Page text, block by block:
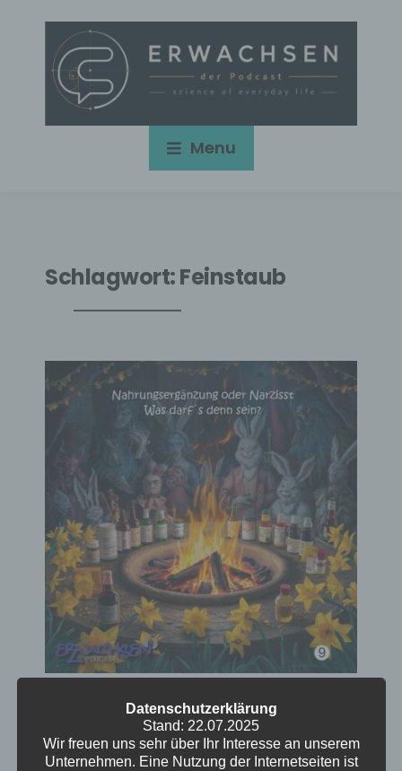
Menu
Schlagwort:Feinstaub
oder Narzisst – was soll´s denn
sein?
Datenschutzerklärung
Stand: 22.07.2025
Wir freuen uns sehr über Ihr Interesse an unserem
Unternehmen. Eine Nutzung der Internetseiten ist